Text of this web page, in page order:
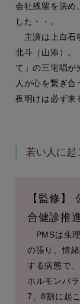
会社残留を決め
した・・。
主演は上白石
北斗（山添）。
て」の三宅唱が
人が心を繋ぎ合
夜明けは必ず来
若い人に起
【監修】
合健診推
PMSは生
の張り、情
する病態で
ホルモンバ
7、8割に起